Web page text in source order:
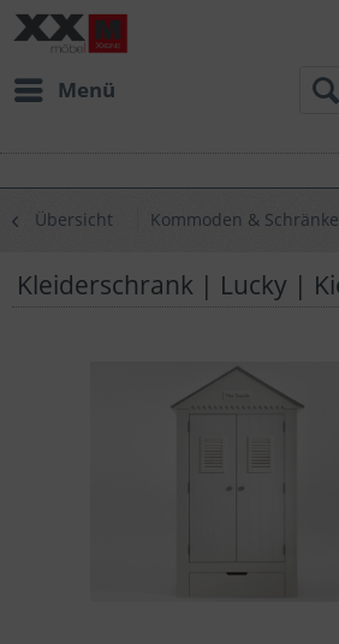
Menü
Übersicht Kommoden & Schränke